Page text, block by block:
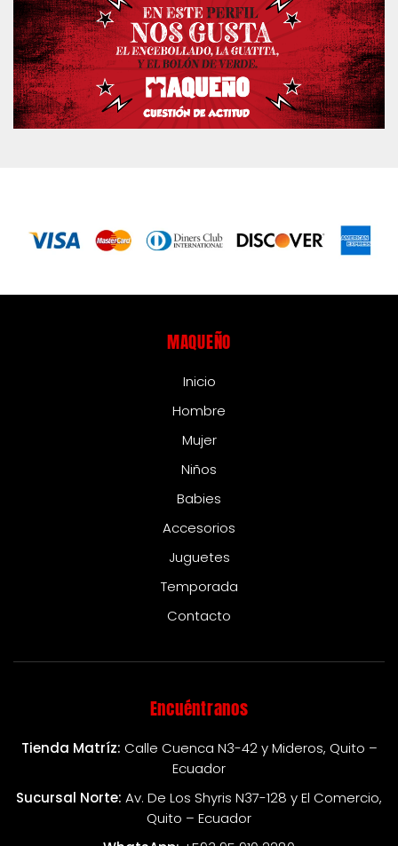
MAQUEÑO
Inicio
Hombre
Mujer
Niños
Babies
Accesorios
Juguetes
Temporada
Contacto
Encuéntranos
Tienda Matríz: Calle Cuenca N3-42 y Mideros, Quito –
Ecuador
Sucursal Norte: Av. De Los Shyris N37-128 y El Comercio,
Quito – Ecuador